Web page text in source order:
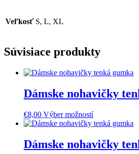
Veľkosť S, L, XL
Súvisiace produkty
Dámske nohavičky
€8,00 Výber možnostíTento
produkt
viacero
variantov.
Dámske nohavičky